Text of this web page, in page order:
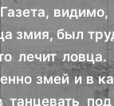
змия, был
лечит
змей и в